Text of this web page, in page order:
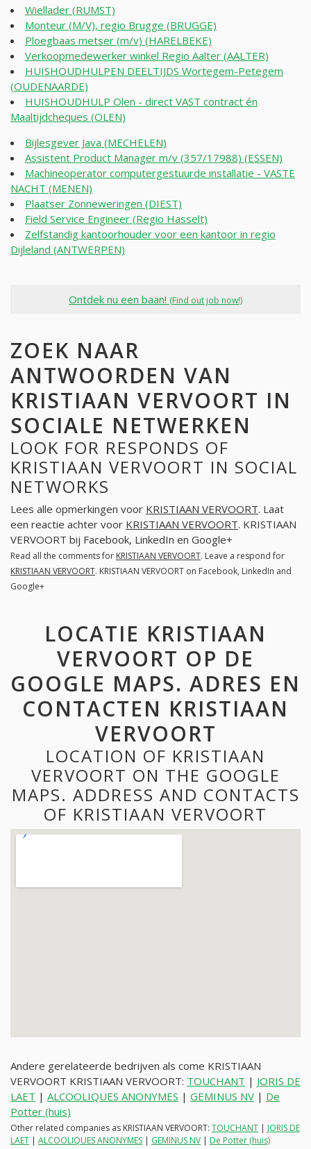
Wiellader (RUMST)
Monteur (M/V), regio Brugge (BRUGGE)
Ploegbaas metser (m/v) (HARELBEKE)
Verkoopmedewerker winkel Regio Aalter (AALTER)
HUISHOUDHULPEN DEELTIJDS Wortegem-Petegem
(OUDENAARDE)
HUISHOUDHULP Olen - direct VAST contract én
Maaltijdcheques (OLEN)
Bijlesgever Java (MECHELEN)
Assistent Product Manager m/v (357/17988) (ESSEN)
Machineoperator computergestuurde installatie - VASTE
NACHT (MENEN)
Plaatser Zonneweringen (DIEST)
Field Service Engineer (Regio Hasselt)
Zelfstandig kantoorhouder voor een kantoor in regio
Dijleland (ANTWERPEN)
Ontdek nu een baan! (Find out job now!)
ZOEK NAAR
ANTWOORDEN VAN
KRISTIAAN VERVOORT IN
SOCIALE NETWERKEN
LOOK FOR RESPONDS OF
KRISTIAAN VERVOORT IN SOCIAL
NETWORKS
Lees alle opmerkingen voor KRISTIAAN VERVOORT. Laat
een reactie achter voor KRISTIAAN VERVOORT. KRISTIAAN
VERVOORT bij Facebook, LinkedIn en Google+
Read all the comments for KRISTIAAN VERVOORT. Leave a respond for
KRISTIAAN VERVOORT. KRISTIAAN VERVOORT on Facebook, LinkedIn and
Google+
LOCATIE KRISTIAAN
VERVOORT OP DE
GOOGLE MAPS. ADRES EN
CONTACTEN KRISTIAAN
VERVOORT
LOCATION OF KRISTIAAN
VERVOORT ON THE GOOGLE
MAPS. ADDRESS AND CONTACTS
OF KRISTIAAN VERVOORT
Andere gerelateerde bedrijven als come KRISTIAAN
VERVOORT KRISTIAAN VERVOORT: TOUCHANT | JORIS DE
LAET | ALCOOLIQUES ANONYMES | GEMINUS NV | De
Potter (huis)
Other related companies as KRISTIAAN VERVOORT: TOUCHANT | JORIS DE
LAET | ALCOOLIQUES ANONYMES | GEMINUS NV | De Potter (huis)